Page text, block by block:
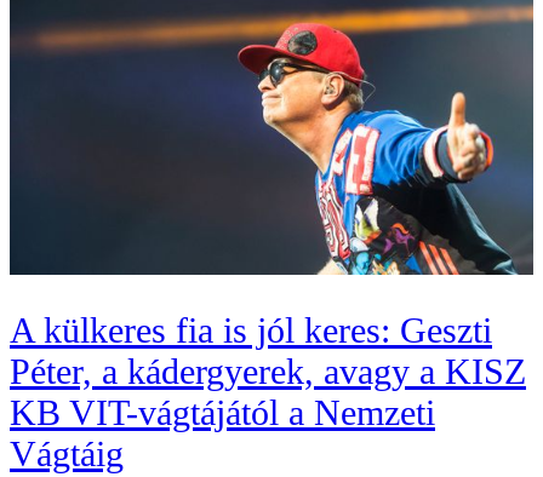
A külkeres fia is jól keres: Geszti
Péter, a kádergyerek, avagy a KISZ
KB VIT-vágtájától a Nemzeti
Vágtáig